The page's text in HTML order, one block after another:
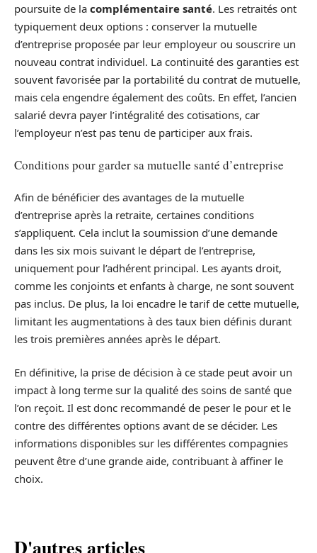
poursuite de la complémentaire santé. Les retraités ont
typiquement deux options : conserver la mutuelle
d’entreprise proposée par leur employeur ou souscrire un
nouveau contrat individuel. La continuité des garanties est
souvent favorisée par la portabilité du contrat de mutuelle,
mais cela engendre également des coûts. En effet, l’ancien
salarié devra payer l’intégralité des cotisations, car
l’employeur n’est pas tenu de participer aux frais.
Conditions pour garder sa mutuelle santé d’entreprise
Afin de bénéficier des avantages de la mutuelle
d’entreprise après la retraite, certaines conditions
s’appliquent. Cela inclut la soumission d’une demande
dans les six mois suivant le départ de l’entreprise,
uniquement pour l’adhérent principal. Les ayants droit,
comme les conjoints et enfants à charge, ne sont souvent
pas inclus. De plus, la loi encadre le tarif de cette mutuelle,
limitant les augmentations à des taux bien définis durant
les trois premières années après le départ.
En définitive, la prise de décision à ce stade peut avoir un
impact à long terme sur la qualité des soins de santé que
l’on reçoit. Il est donc recommandé de peser le pour et le
contre des différentes options avant de se décider. Les
informations disponibles sur les différentes compagnies
peuvent être d’une grande aide, contribuant à affiner le
choix.
D'autres articles